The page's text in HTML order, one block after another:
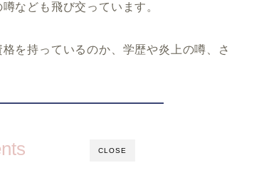
なども飛び交っています。
を持っているのか、学歴や炎上の噂、さ
CLOSE